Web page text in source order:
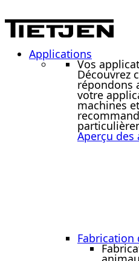
Applications
Vos
Découvrez
répondons
votre
machines
Aperçu des
Fabrication